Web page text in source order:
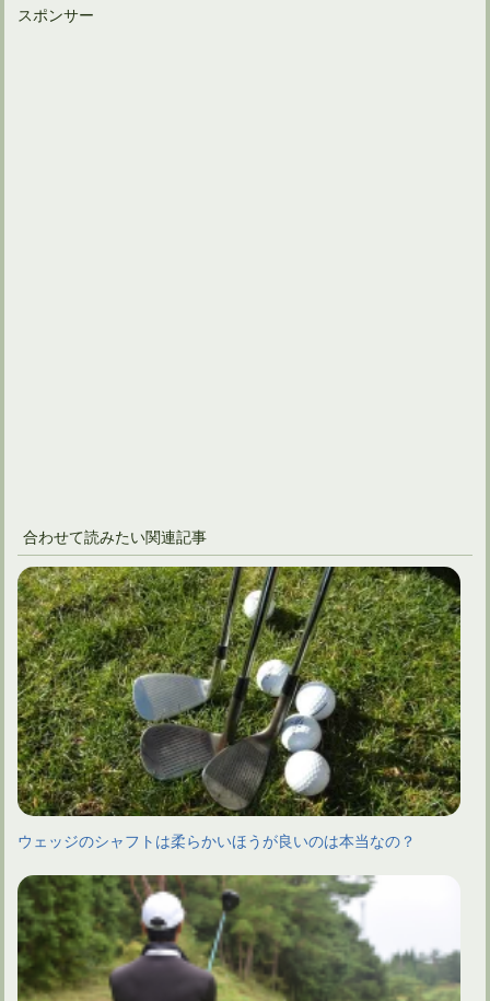
スポンサー
合わせて読みたい関連記事
ウェッジのシャフトは柔らかいほうが良いのは本当なの？